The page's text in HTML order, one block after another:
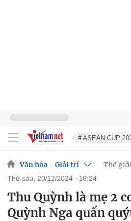
# ASEAN CUP
Văn hóa - Giải trí Thế
thứ sáu, 20/12/2024 - 18:24
Thu Quỳnh là mẹ 2
Quỳnh Nga quấn